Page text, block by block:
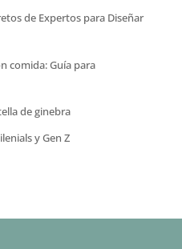
de Expertos para Diseñar
comida: Guía para
de ginebra
y Gen Z